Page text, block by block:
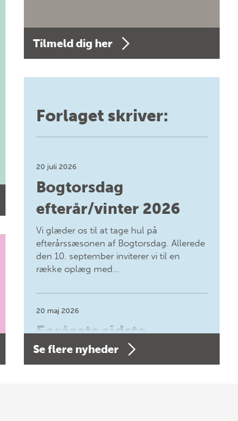
Tilmeld dig her
Forlaget skriver:
20 juli 2026
Bogtorsdag
efterår/vinter 2026
Vi glæder os til at tage hul på
efterårssæsonen af Bogtorsdag. Allerede
den 10. september inviterer vi til en
række oplæg med…
20 maj 2026
Forårets sidste
Bogtorsdag 11. juni
Se flere nyheder